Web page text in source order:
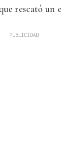
rescató un